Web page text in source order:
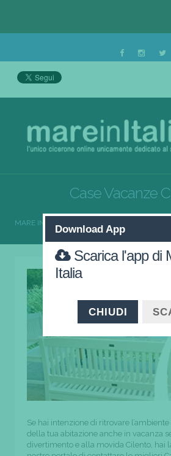
Case Vacanze
MARE IN ITALIA CASE
Se hai intenzione di ritrovare
della tua abitazione anche in vacanza
divertimento e alla movida Cilento, hai
Download App
Scarica l'app di
Italia
CHIUDI